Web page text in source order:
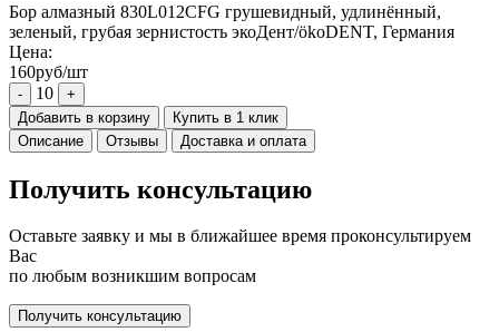
Бор алмазный 830L012CFG грушевидный, удлинённый,
зеленый, грубая зернистость экоДент/ökoDENT, Германия
Цена:
160руб/шт
- 10
+
Добавить в корзину
Купить в 1 клик
Описание
Отзывы Доставка и оплата
Получить консультацию
Оставьте заявку и мы в ближайшее время проконсультируем
Вас
по любым возникшим вопросам
Получить консультацию